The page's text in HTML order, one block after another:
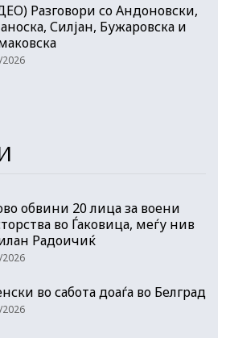
Разговори со Андоновски,
Силјан, Бужаровска и
обвини 20 лица за воени
во Ѓаковица, меѓу нив
Радоичиќ
во сабота доаѓа во Белград